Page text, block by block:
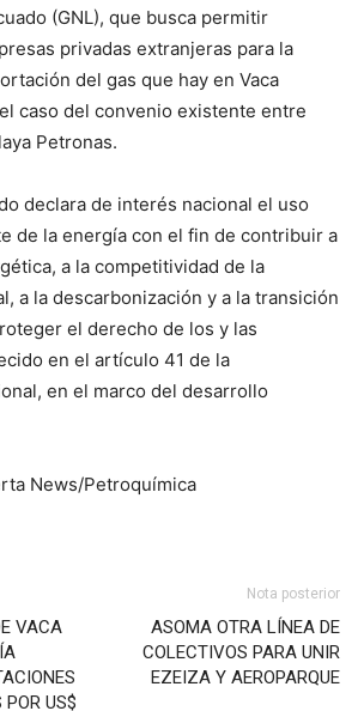
(GNL), que busca permitir
privadas extranjeras para la
del gas que hay en Vaca
caso del convenio existente entre
Petronas.
declara de interés nacional el uso
de la energía con el fin de contribuir a
a la competitividad de la
a la descarbonización y a la transición
el derecho de los y las
en el artículo 41 de la
en el marco del desarrollo
News/Petroquímica
VACA
POR US$
Nota posterior
ASOMA OTRA LÍNEA DE
COLECTIVOS PARA UNIR
EZEIZA Y AEROPARQUE